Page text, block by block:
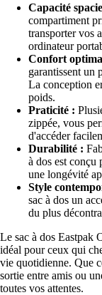
Capacité
compartiment
transporter vos
ordinateur
Confort
garantissent un
La conception
poids.
Praticité :
zippée, vous
d'accéder
Durabilité :
à dos est conçu
une longévité
Style
sac à dos un
du plus
Le sac à dos Eastpak
idéal pour ceux qui
vie quotidienne. Que
sortie entre amis ou
toutes vos attentes.